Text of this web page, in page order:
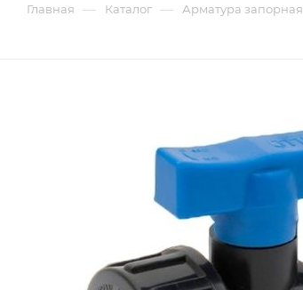
Главная — Каталог — Арматура запорная